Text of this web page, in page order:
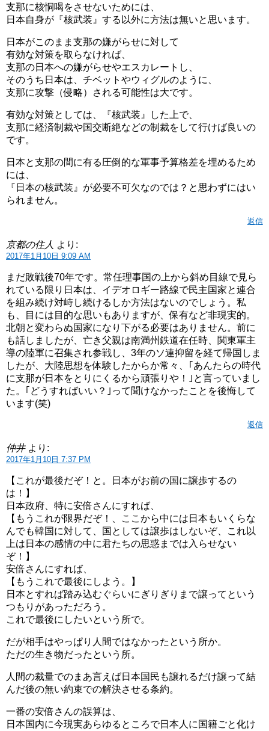
支那に核恫喝をさせないためには、
日本自身が『核武装』する以外に方法は無いと思います。
日本がこのまま支那の嫌がらせに対して
有効な対策を取らなければ、
支那の日本への嫌がらせやエスカレートし、
そのうち日本は、チベットやウィグルのように、
支那に攻撃（侵略）される可能性は大です。
有効な対策としては、『核武装』した上で、
支那に経済制裁や国交断絶などの制裁をして行けば良いの
です。
日本と支那の間に有る圧倒的な軍事予算格差を埋めるため
には、
『日本の核武装』が必要不可欠なのでは？と思わずにはい
られません。
返信
京都の住人 より:
2017年1月10日 9:09 AM
まだ敗戦後70年です。常任理事国の上から斜め目線で見ら
れている限り日本は、イデオロギー路線で民主国家と連合
を組み続け対峙し続けるしか方法はないのでしょう。私
も、目には目的な思いもありますが、保有など非現実的。
北朝と変わらぬ国家になり下がる必要はありません。前に
も話しましたが、亡き父親は南満州鉄道在任時、関東軍主
導の陸軍に召集され参戦し、3年のソ連抑留を経て帰国しま
したが、大陸思想を体験したからか常々、｢あんたらの時代
に支那が日本をとりにくるから頑張りや！｣と言っていまし
た。｢どうすればいい？｣って聞けなかったことを後悔して
います(笑)
返信
仲井 より:
2017年1月10日 7:37 PM
【これが最後だぞ！と。日本がお前の国に譲歩するの
は！】
日本政府、特に安倍さんにすれば、
【もうこれが限界だぞ！、ここから中には日本もいくらな
んでも韓国に対して、国としては譲歩はしないぞ、これ以
上は日本の感情の中に君たちの思惑までは入らせない
ぞ！】
安倍さんにすれば、
【もうこれで最後にしよう。】
日本とすれば踏み込むぐらいにぎりぎりまで譲ってという
つもりがあっただろう。
これで最後にしたいという所で。
だが相手はやっぱり人間ではなかったという所か。
ただの生き物だったという所。
人間の裁量でのまあ言えば日本国民も譲れるだけ譲って結
んだ後の無い約束での解決させる条約。
一番の安倍さんの誤算は、
日本国内に今現実あらゆるところで日本人に国籍ごと化け